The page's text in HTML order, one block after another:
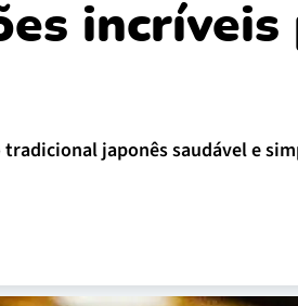
tradicional japonês saudável e